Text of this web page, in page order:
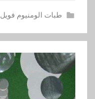
طبات الومنيوم فويل